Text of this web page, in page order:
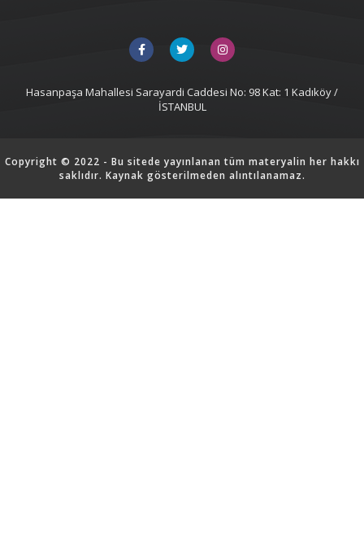
Hasanpaşa Mahallesi Sarayardi Caddesi No: 98 Kat: 1 Kadıköy /
İSTANBUL
Copyright © 2022 - Bu sitede yayınlanan tüm materyalin her hakkı
saklıdır. Kaynak gösterilmeden alıntılanamaz.